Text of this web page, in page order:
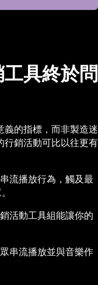
具終於問
的指標，而非製造迷
行銷活動可比以往更有
流播放行為，觸及最
活動工具組能讓你的
串流播放並與音樂作